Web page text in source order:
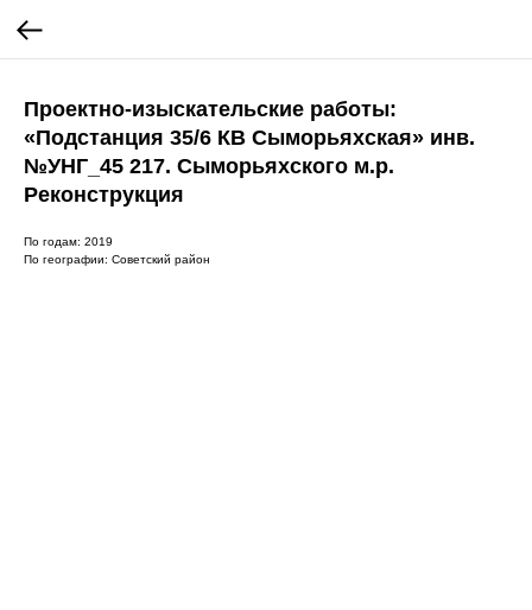
Проектно-изыскательские работы:
«Подстанция 35/6 КВ Сыморьяхская» инв.
№УНГ_45 217. Сыморьяхского м.р.
Реконструкция
По годам: 2019
По географии: Советский район